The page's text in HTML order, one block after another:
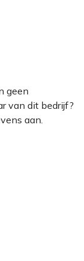
geen
van dit bedrijf?
aan.